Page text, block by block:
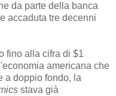
da parte della banca
accaduta tre decenni
fino alla cifra di $1
americana che
a doppio fondo, la
stava già